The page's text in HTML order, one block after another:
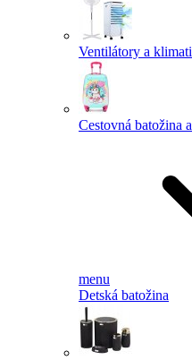
Ventilátory a
Cestovná batožina
menu
Detská batožina